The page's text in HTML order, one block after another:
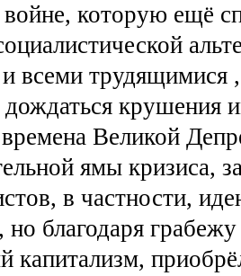
которую ещё
всеми трудящимися
дождаться крушения
Великой
ямы кризиса,
в частности,
но благодаря
капитализм,